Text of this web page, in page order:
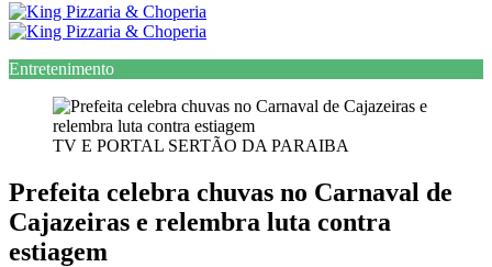
Entretenimento
TV E PORTAL SERTÃO DA PARAIBA
Prefeita celebra chuvas no Carnaval de
Cajazeiras e relembra luta contra
estiagem